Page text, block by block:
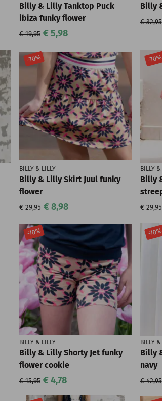
Billy & Lilly Tanktop Puck
ibiza funky flower
€ 19,95 € 5,98
Billy
€ 32,95
-70%
BILLY & LILLY
Billy & Lilly Skirt Juul funky
flower
€ 29,95 € 8,98
-70%
BILLY
Billy
€ 29,95
-70%
BILLY & LILLY
Billy & Lilly Shorty Jet funky
flower cookie
€ 15,95 € 4,78
-70%
BILLY
Billy
navy
€ 42,95